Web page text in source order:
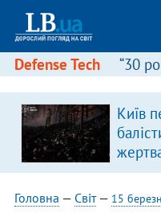
Defense Tech “30
Київ
Головна — Світ— 15